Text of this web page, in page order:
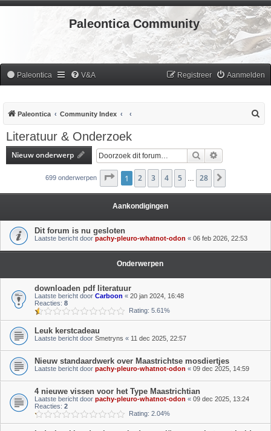
Paleontica Community
Paleontica V&A Aanmelden
Registreer
Paleontica Community Index
Literatuur & Onderzoek
Nieuw onderwerp Zoek
699 onderwerpen Pagina1 van 28
1 2 3 4 5 28
Aankondigingen
Dit forum is nu gesloten
Laatste bericht door pachy-pleuro-whatnot-odon « 06 feb 2026, 22:53
Onderwerpen
downloaden pdf literatuur
Laatste bericht door Carboon « 20 jan 2024, 16:48
Reacties: 8
Rating: 5.61%
Leuk kerstcadeau
Laatste bericht door Smetryns « 11 dec 2025, 22:57
Nieuw standaardwerk over Maastrichtse mosdiertjes
Laatste bericht door pachy-pleuro-whatnot-odon « 09 dec 2025, 14:59
4 nieuwe vissen voor het Type Maastrichtian
Laatste bericht door pachy-pleuro-whatnot-odon « 09 dec 2025, 13:24
Reacties: 2
Rating: 2.04%